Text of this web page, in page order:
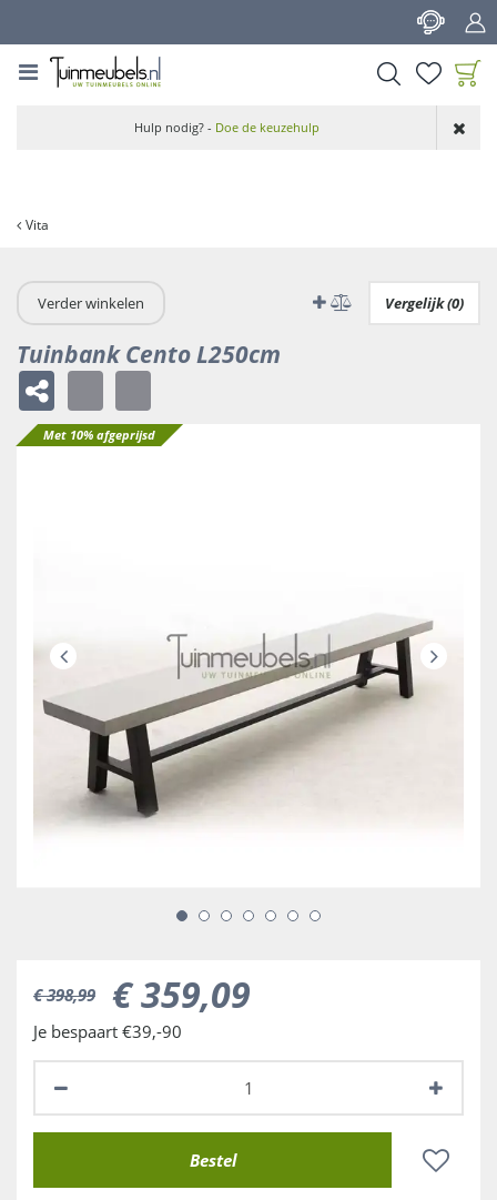
Vita
aan wensenlijst
Hulp nodig? - Doe de keuzehulp
Verder winkelen Vergelijk (0)
Tuinbank Cento L250cm
Met 10% afgeprijsd
€ 398,99 €359,09
Je bespaart €39,-90